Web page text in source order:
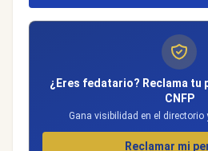
¿Eres fedatario? Reclama tu
CNFP
Gana visibilidad en el directorio
Reclamar mi